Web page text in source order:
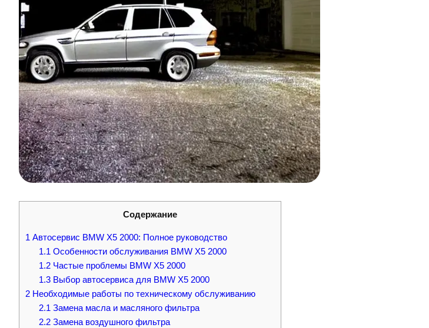
Содержание
1 Автосервис BMW X5 2000: Полное руководство
1.1 Особенности обслуживания BMW X5 2000
1.2Частые проблемы BMW X5 2000
1.3Выбор автосервиса для BMW X5 2000
2 Необходимые работы по техническому обслуживанию
2.1 Замена масла и масляного фильтра
2.2Замена воздушного фильтра